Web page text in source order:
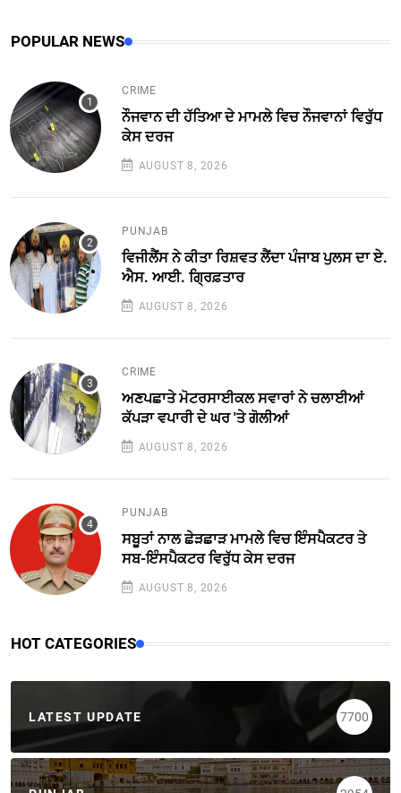
POPULAR NEWS
CRIME
ਨੌਜਵਾਨ ਦੀ ਹੱਤਿਆ ਦੇ ਮਾਮਲੇ ਵਿਚ ਨੌਜਵਾਨਾਂ ਵਿਰੁੱਧ
ਕੇਸ ਦਰਜ
AUGUST 8, 2026
PUNJAB
ਵਿਜੀਲੈਂਸ ਨੇ ਕੀਤਾ ਰਿਸ਼ਵਤ ਲੈਂਦਾ ਪੰਜਾਬ ਪੁਲਸ ਦਾ ਏ.
ਐਸ. ਆਈ. ਗ੍ਰਿਫ਼ਤਾਰ
AUGUST 8, 2026
CRIME
ਅਣਪਛਾਤੇ ਮੋਟਰਸਾਈਕਲ ਸਵਾਰਾਂ ਨੇ ਚਲਾਈਆਂ
ਕੱਪੜਾ ਵਪਾਰੀ ਦੇ ਘਰ 'ਤੇ ਗੋਲੀਆਂ
AUGUST 8, 2026
PUNJAB
ਸਬੂਤਾਂ ਨਾਲ ਛੇੜਛਾੜ ਮਾਮਲੇ ਵਿਚ ਇੰਸਪੈਕਟਰ ਤੇ
ਸਬ-ਇੰਸਪੈਕਟਰ ਵਿਰੁੱਧ ਕੇਸ ਦਰਜ
AUGUST 8, 2026
HOT CATEGORIES
LATEST UPDATE 7700